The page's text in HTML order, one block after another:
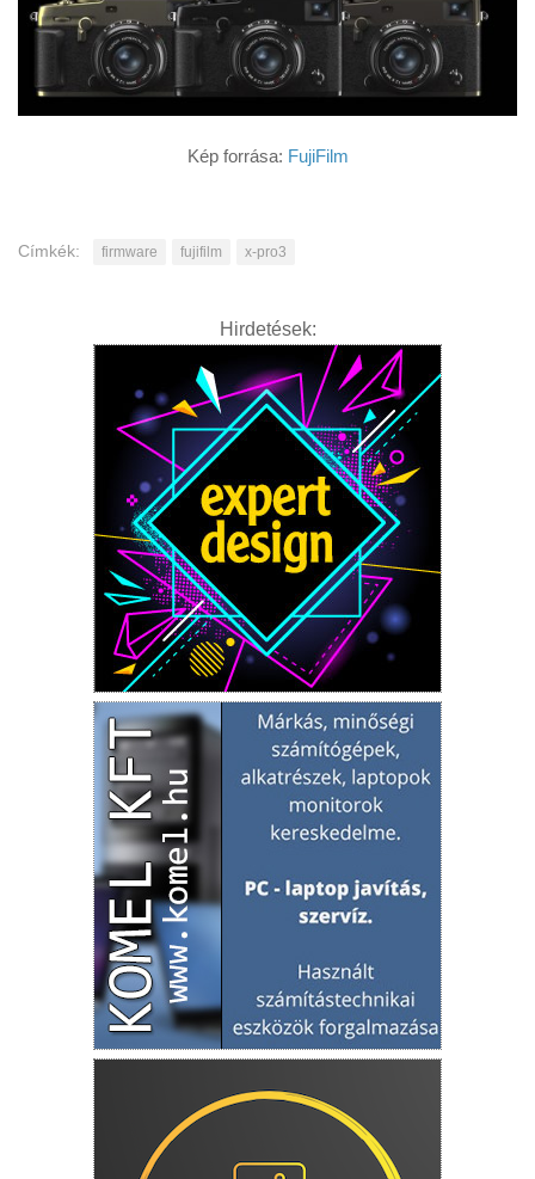
Kép forrása: FujiFilm
Címkék: firmware fujifilm x-pro3
Hirdetések: